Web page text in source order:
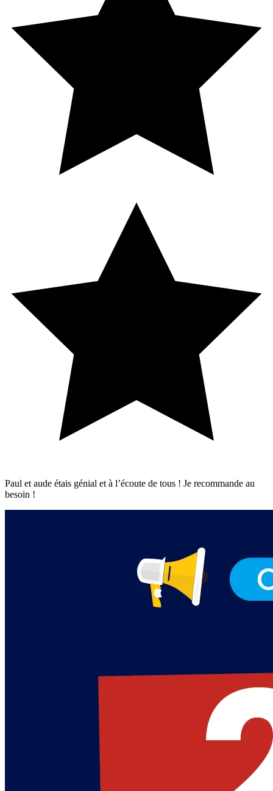
Paul et aude étais génial et à l’écoute de tous ! Je recommande au
besoin !